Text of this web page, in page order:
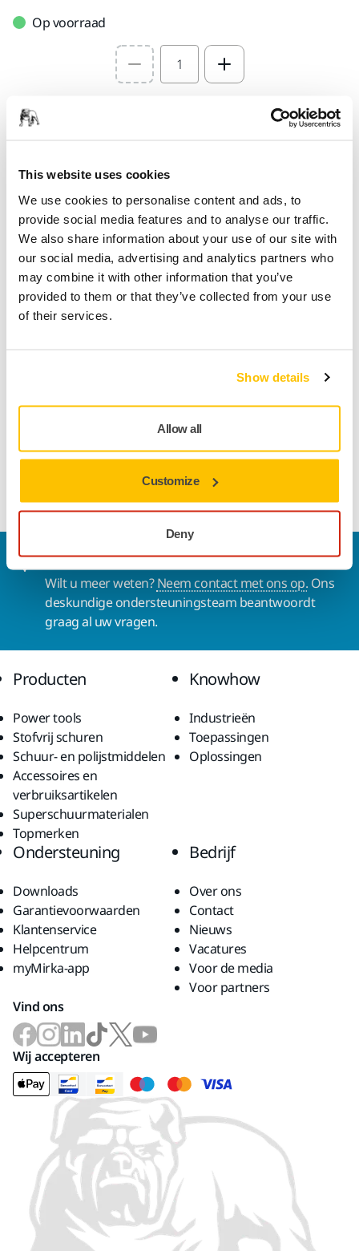
This website uses cookies
We use cookies to personalise content and ads, to
provide social media features and to analyse our traffic.
We also share information about your use of our site with
our social media, advertising and analytics partners who
may combine it with other information that you’ve
provided to them or that they’ve collected from your use
of their services.
Show details
Allow all
Customize
Deny
Op voorraad
Select quantity value
Levering in België
Geen verzendkosten bij bestellingen vanaf €50,- incl.
btw
Veilige betaling
Track & Trace
1,8 m lange stofzuigslang en pneumatische kabel. Geschikt
voor 28 mm zwenkuitlaat voor Mirka® pneumatische
Contact us
Wilt u meer weten?Neem contact met ons op. Ons
deskundige ondersteuningsteam beantwoordt
graag al uw vragen.
Producten
Power tools
Stofvrij schuren
Schuur- en polijstmiddelen
Accessoires en
verbruiksartikelen
Superschuurmaterialen
Topmerken
Knowhow
Industrieën
Toepassingen
Oplossingen
Ondersteuning
Downloads
Garantievoorwaarden
Klantenservice
Helpcentrum
myMirka-app
Bedrijf
Over ons
Contact
Nieuws
Vacatures
Voor de media
Voor partners
Vind ons
Wij accepteren